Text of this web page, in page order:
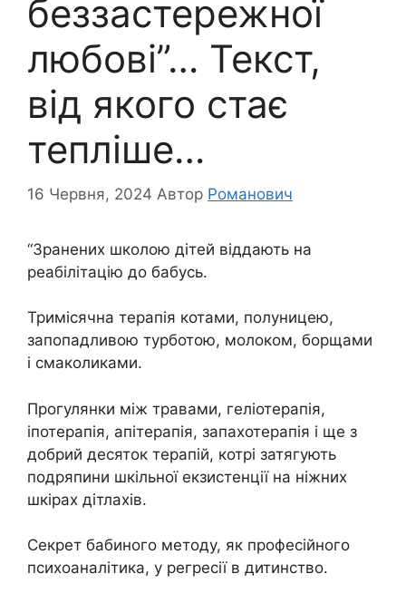
беззастережної
любові”… Текст,
від якого стає
тепліше…
16 Червня, 2024 Автор Романович
“Зранених школою дітей віддають на
реабілітацію до бабусь.
Тримісячна терапія котами, полуницею,
запопадливою турботою, молоком, борщами
і смаколиками.
Прогулянки між травами, геліотерапія,
іпотерапія, апітерапія, запахотерапія і ще з
добрий десяток терапій, котрі затягують
подряпини шкільної екзистенції на ніжних
шкірах дітлахів.
Секрет бабиного методу, як професійного
психоаналітика, у регресії в дитинство.